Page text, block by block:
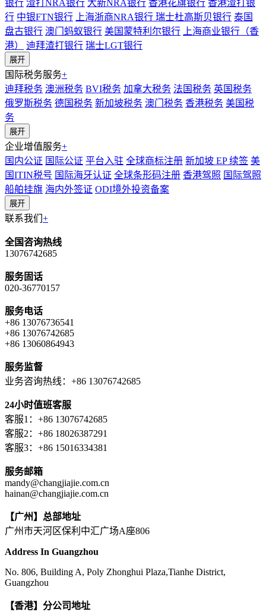
银行 渣打NRA银行 大新NRA银行 香港花旗银行 香港渣打银
行 中银FTN银行 上海浙商NRA银行 瑞士杜高斯贝银行 泰国
盘古银行 澳门蚂蚁银行 美国蒙特利尔银行
上海商业银行（香
港）
迪拜渣打银行 瑞士LGT银行
展开
国际税务服务+
迪拜税务 澳洲税务 BVI税务 加拿大税务 法国税务 英国税务
俄罗斯税务 德国税务 新加坡税务 澳门税务 香港税务 美国税
务
展开
企业增值服务+
国内公证 国际公证 平台入驻 全球商标注册 新加坡 EP 续签 美
国ITIN税号 国际海牙认证 全球条形码注册 香港驾照 国际驾照
船舶挂旗 海内外签证 ODI境外投资备案
展开
联系我们 +
全国咨询热线
13076742685
服务固话
020-36770157
服务电话
+86 13076736541
+86 13076742685
+86 13060864943
服务监督
业务咨询热线：+86 13076742685
24小时值班客服
客服1：+86 13076742685
客服2：+86 18026387291
客服3：+86 15016334381
服务邮箱
mandy@changjiajie.com.cn
hainan@changjiajie.com.cn
【广州】总部地址
广州市天河区保利中汇广场A座806
Address In Guangzhou
No. 806, Building A, Poly Zhonghui Plaza,Tianhe District,
Guangzhou
【香港】分公司地址